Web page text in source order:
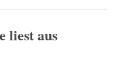
liest aus